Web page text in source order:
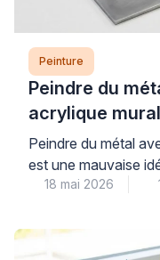
Peinture
Peindre du
acrylique
idée ?
Peindre du métal
est une mauvaise
compromettre la
pour les surfaces
ni l’adhérence ni
18 mai 2026